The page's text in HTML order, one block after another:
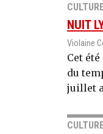
NUIT
Violaine
Cet
du
juillet